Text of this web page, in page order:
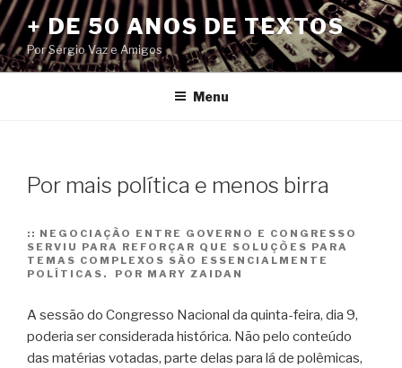
Pular
para
o
conteúdo
+ DE 50 ANOS DE TEXTOS
Por Sérgio Vaz e Amigos
Menu
Por mais política e menos birra
:: NEGOCIAÇÃO ENTRE GOVERNO E CONGRESSO
SERVIU PARA REFORÇAR QUE SOLUÇÕES PARA
TEMAS COMPLEXOS SÃO ESSENCIALMENTE
POLÍTICAS. POR MARY ZAIDAN
A sessão do Congresso Nacional da quinta-feira, dia 9,
poderia ser considerada histórica. Não pelo conteúdo
das matérias votadas, parte delas para lá de polêmicas,